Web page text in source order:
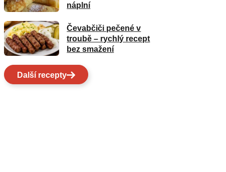
náplní
Čevabčiči pečené v
troubě – rychlý recept
bez smažení
Další recepty